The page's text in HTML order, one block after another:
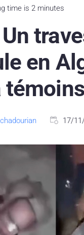
time is 2 minutes
Un
en
témoins
17/